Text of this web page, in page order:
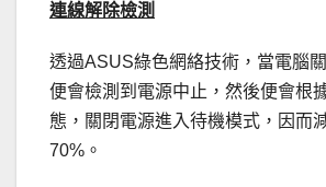
連線解除檢測
透過ASUS綠色網絡技術，當電腦
便會檢測到電源中止，然後便會根
態，關閉電源進入待機模式，因而
70%。